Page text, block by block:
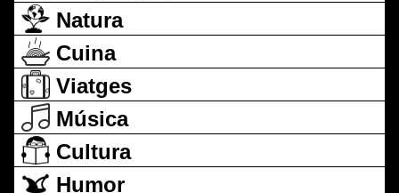
Natura
Cuina
Viatges
Música
Cultura
Humor